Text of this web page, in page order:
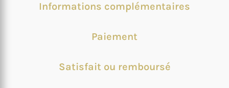
Informations complémentaires
Paiement
Satisfait ou remboursé